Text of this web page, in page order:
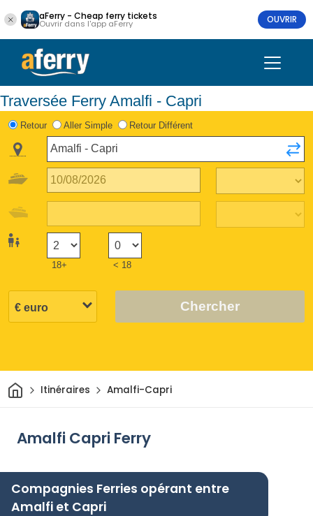
aFerry - Cheap ferry tickets
Ouvrir dans l'app aFerry OUVRIR
Traversée Ferry Amalfi - Capri
Retour Aller Simple Retour Différent
18+ < 18
Chercher
Maison
Itinéraires Amalfi-Capri
Amalfi Capri Ferry
Compagnies Ferries opérant entre
Amalfi et Capri